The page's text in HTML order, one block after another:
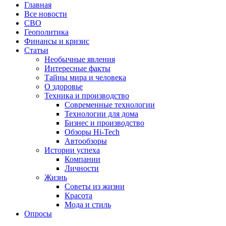
Главная
Все новости
СВО
Геополитика
Финансы и кризис
Статьи
Необычные явления
Интересные факты
Тайны мира и человека
О здоровье
Техника и производство
Современные технологии
Технологии для дома
Бизнес и производство
Обзоры Hi-Tech
Автообзоры
Истории успеха
Компании
Личности
Жизнь
Советы из жизни
Красота
Мода и стиль
Опросы